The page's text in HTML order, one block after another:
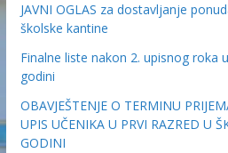
JAVNI OGLAS za dostavljanje
školske kantine
Finalne liste nakon 2. upisnog roka
godini
OBAVJEŠTENJE O TERMINU
UPIS UČENIKA U PRVI RAZRED U
GODINI